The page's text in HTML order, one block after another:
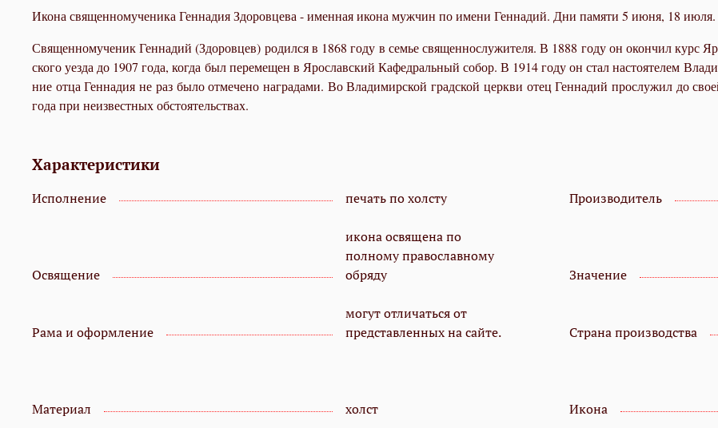
Икона священномученика Геннадия Здоровцева - именная икона мужчин по имени Геннадий. Дни памяти 5 июня, 18 июля.
Свя­щен­но­му­че­ник Ген­на­дий (Здо­ров­цев) ро­дил­ся в 1868 го­ду в се­мье свя­щен­но­слу­жи­те­ля. В 1888 го­ду он окон­чил
ско­го уез­да до 1907 го­да, ко­гда был пе­ре­ме­щен в Яро­слав­ский Ка­фед­раль­ный со­бор. В 1914 го­ду он стал на­сто­я­те­лем
ние от­ца Ген­на­дия не раз бы­ло от­ме­че­но на­гра­да­ми. Во Вла­ди­мир­ской град­ской церк­ви отец Ген­на­дий про­слу­жил до
го­да при неиз­вест­ных об­сто­я­тель­ствах.
Характеристики
Исполнение печать по холсту Производитель
Освящение
икона освящена по
полному православному
обряду
Значение
Рама и оформление
могут отличаться от
представленных на сайте.
Страна производства
Материал холст Икона